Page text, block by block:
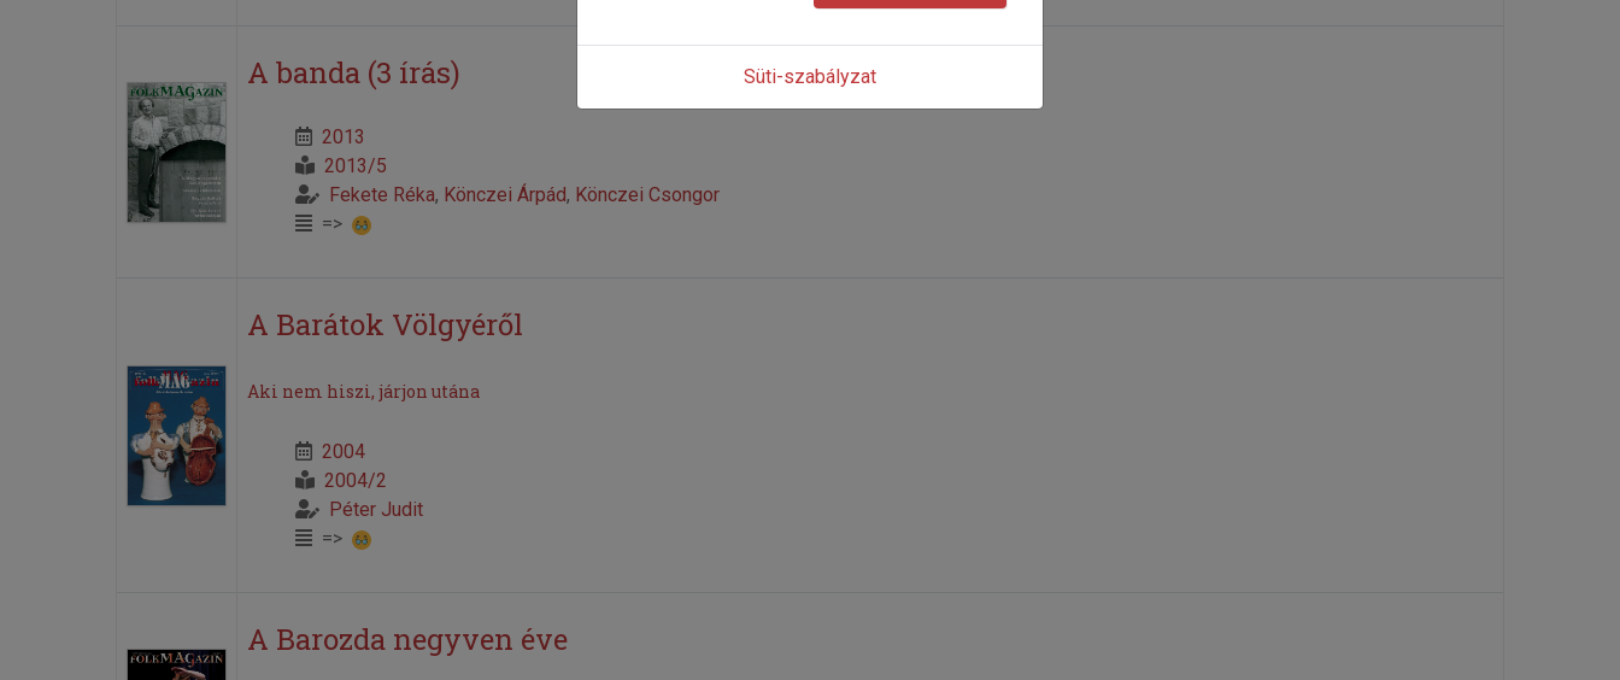
A banda (3 írás)
2013
2013/5
Fekete Réka, Könczei Árpád, Könczei Csongor
=>
A Barátok Völgyéről
Aki nem hiszi, járjon utána
2004
2004/2
Péter Judit
=>
A Barozda negyven éve
Süti-szabályzat